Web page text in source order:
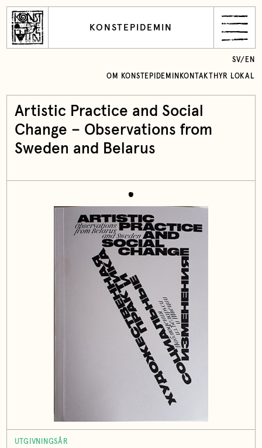
KONSTEPIDEMIN
OM KONSTEPIDEMIN KONTAKT HYR LOKAL
SV/ EN
Artistic Practice and Social
Change – Observations from
Sweden and Belarus
UTGIVNINGSÅR